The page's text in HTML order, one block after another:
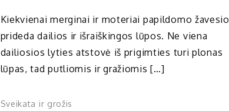
Kiekvienai merginai ir moteriai papildomo žavesio
prideda dailios ir išraiškingos lūpos. Ne viena
dailiosios lyties atstovė iš prigimties turi plonas
lūpas, tad putliomis ir gražiomis […]
Sveikata ir grožis